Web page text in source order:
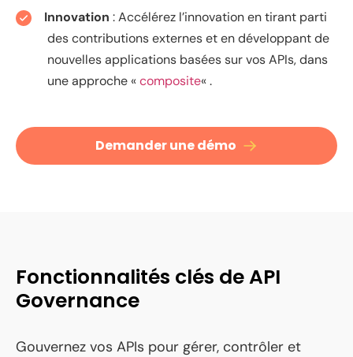
Innovation : Accélérez l’innovation en tirant parti
des contributions externes et en développant de
nouvelles applications basées sur vos APIs, dans
une approche «composite« .
Demander une démo
Fonctionnalités clés de API
Governance
Gouvernez vos APIs pour gérer, contrôler et